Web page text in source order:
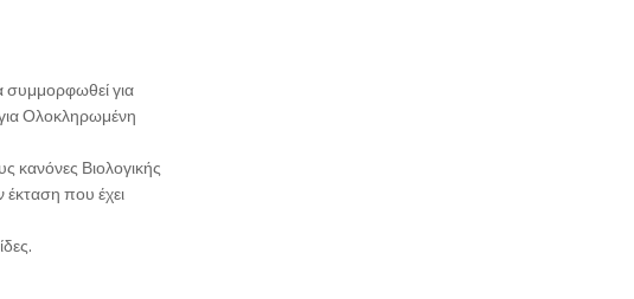
συμμορφωθεί για
Ολοκληρωμένη
κανόνες Βιολογικής
που έχει